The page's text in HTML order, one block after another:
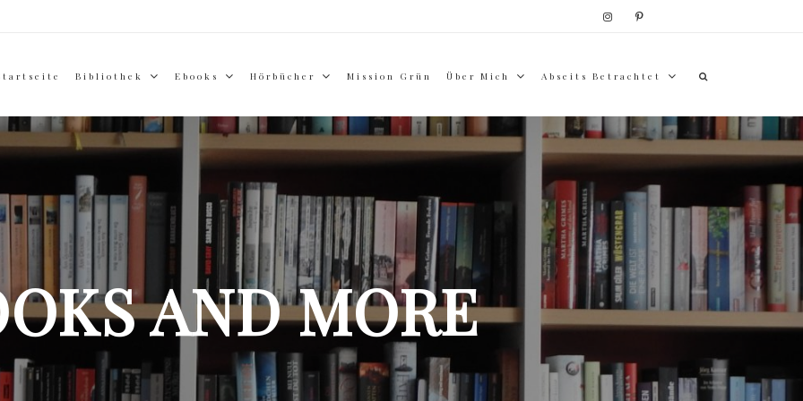
Bibliothek Ebooks Hörbücher Mission Grün Über Mich Abseits Betrachtet
AND MORE